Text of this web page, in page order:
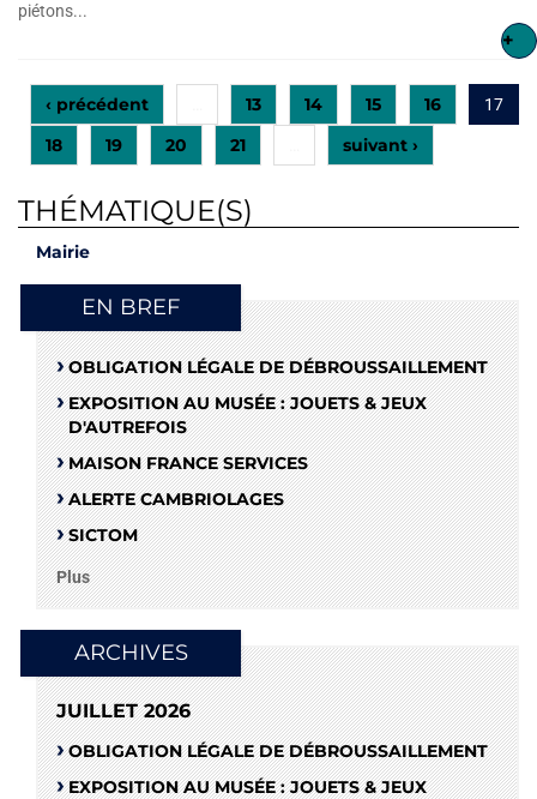
piétons...
+
‹ précédent 13 14 15 16 17
18 19 20 21 suivant ›
THÉMATIQUE(S)
Mairie
EN BREF
OBLIGATION LÉGALE DE DÉBROUSSAILLEMENT
EXPOSITION AU MUSÉE : JOUETS & JEUX
D'AUTREFOIS
MAISON FRANCE SERVICES
ALERTE CAMBRIOLAGES
SICTOM
Plus
ARCHIVES
JUILLET 2026
OBLIGATION LÉGALE DE DÉBROUSSAILLEMENT
EXPOSITION AU MUSÉE : JOUETS & JEUX